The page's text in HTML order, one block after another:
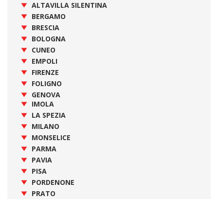
ALTAVILLA SILENTINA
BERGAMO
BRESCIA
BOLOGNA
CUNEO
EMPOLI
FIRENZE
FOLIGNO
GENOVA
IMOLA
LA SPEZIA
MILANO
MONSELICE
PARMA
PAVIA
PISA
PORDENONE
PRATO